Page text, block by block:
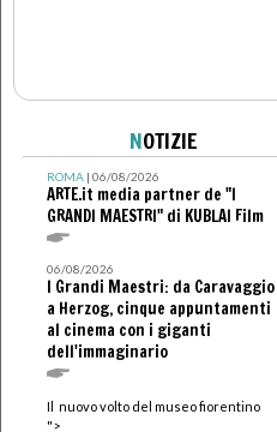
NOTIZIE
ROMA| 06/08/2026
ARTE.it media partner de "I
GRANDI MAESTRI" di KUBLAI Film
06/08/2026
I Grandi Maestri: da Caravaggio
a Herzog, cinque appuntamenti
al cinema con i giganti
dell'immaginario
Il nuovo volto del museo fiorentino
">